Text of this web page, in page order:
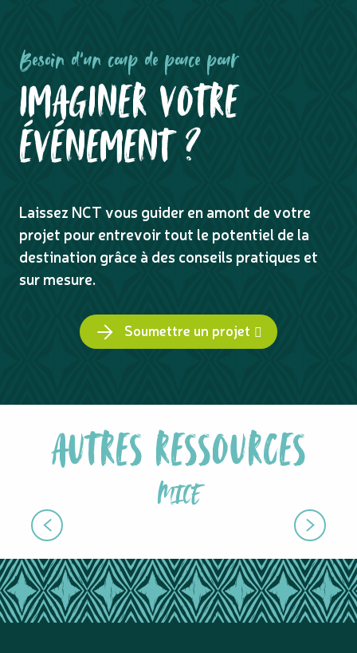
Besoin d’un coup de pouce pour
IMAGINER VOTRE
ÉVÉNEMENT ?
Laissez NCT vous guider en amont de votre
projet pour entrevoir tout le potentiel de la
destination grâce à des conseils pratiques et
sur mesure.
Soumettre un projet
AUTRES RESSOURCES
MICE